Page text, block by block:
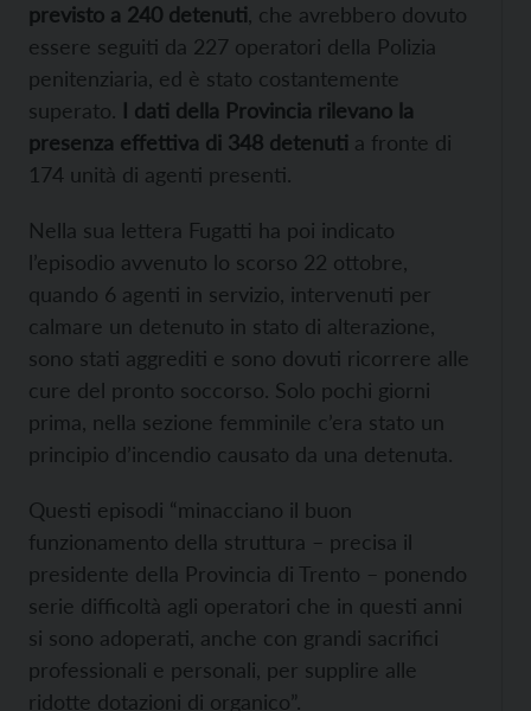
previsto a 240 detenuti , che avrebbero dovuto
essere seguiti da 227 operatori della Polizia
penitenziaria, ed è stato costantemente
superato. I dati della Provincia rilevano la
presenza effettiva di 348 detenuti a fronte di
174 unità di agenti presenti.
Nella sua lettera Fugatti ha poi indicato
l’episodio avvenuto lo scorso 22 ottobre,
quando 6 agenti in servizio, intervenuti per
calmare un detenuto in stato di alterazione,
sono stati aggrediti e sono dovuti ricorrere alle
cure del pronto soccorso. Solo pochi giorni
prima, nella sezione femminile c’era stato un
principio d’incendio causato da una detenuta.
Questi episodi “minacciano il buon
funzionamento della struttura – precisa il
presidente della Provincia di Trento – ponendo
serie difficoltà agli operatori che in questi anni
si sono adoperati, anche con grandi sacrifici
professionali e personali, per supplire alle
ridotte dotazioni di organico”.